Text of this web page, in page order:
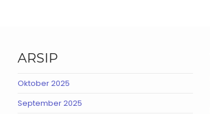
ARSIP
Oktober 2025
September 2025